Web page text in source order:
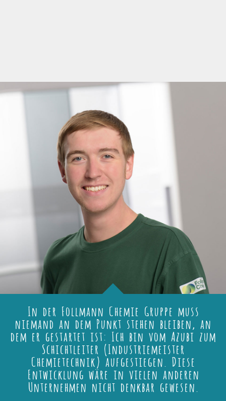
In der Follmann Chemie Gruppe muss
niemand an dem Punkt stehen bleiben, an
dem er gestartet ist: Ich bin vom Azubi zum
Schichtleiter (Industriemeister
Chemietechnik) aufgestiegen. Diese
Entwicklung wäre in vielen anderen
Unternehmen nicht denkbar gewesen.